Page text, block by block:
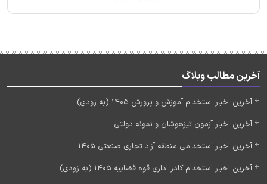
آخرین مطالب وبلاگ
آخرین اخبار استخدام آموزش و پرورش 1405 (به زودی)
آخرین اخبار آزمون تیزهوشان و نمونه دولتی
آخرین اخبار استخدامی منطقه آزاد تجاری صنعتی 1405
آخرین اخبار استخدام کادر اداری قوه قضاییه 1405 (به زودی)